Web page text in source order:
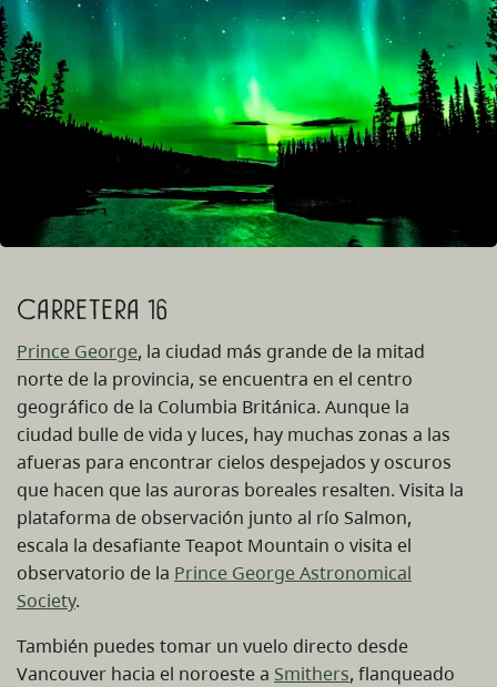
Carretera 16
Prince George, la ciudad más grande de la mitad
norte de la provincia, se encuentra en el centro
geográfico de la Columbia Británica. Aunque la
ciudad bulle de vida y luces, hay muchas zonas a las
afueras para encontrar cielos despejados y oscuros
que hacen que las auroras boreales resalten. Visita la
plataforma de observación junto al río Salmon,
escala la desafiante Teapot Mountain o visita el
observatorio de la Prince George Astronomical
Society.
También puedes tomar un vuelo directo desde
Vancouver hacia el noroeste a Smithers, flanqueado